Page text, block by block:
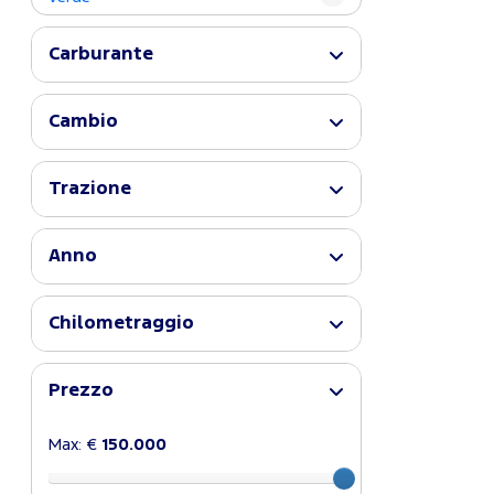
Carburante
Cambio
Trazione
Anno
Chilometraggio
Prezzo
Max: € 150.000